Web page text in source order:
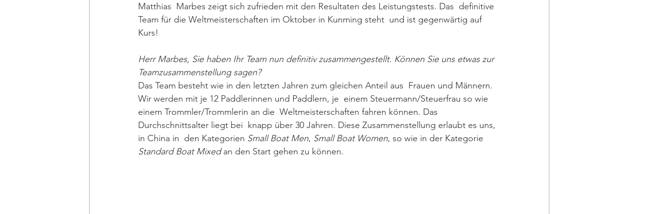
Matthias  Marbes zeigt sich zufrieden mit den Resultaten des Leistungstests. Das  definitive
Team für die Weltmeisterschaften im Oktober in Kunming steht  und ist gegenwärtig auf
Kurs!
Herr Marbes, Sie haben Ihr Team nun definitiv zusammengestellt. Können Sie uns etwas zur
Teamzusammenstellung sagen?
Das Team besteht wie in den letzten Jahren zum gleichen Anteil aus  Frauen und Männern.
Wir werden mit je 12 Paddlerinnen und Paddlern, je  einem Steuermann/Steuerfrau so wie
einem Trommler/Trommlerin an die  Weltmeisterschaften fahren können. Das
Durchschnittsalter liegt bei  knapp über 30 Jahren. Diese Zusammenstellung erlaubt es uns,
in China in  den Kategorien Small Boat Men, Small Boat Women, so wie in der Kategorie
Standard Boat Mixed an den Start gehen zu können.